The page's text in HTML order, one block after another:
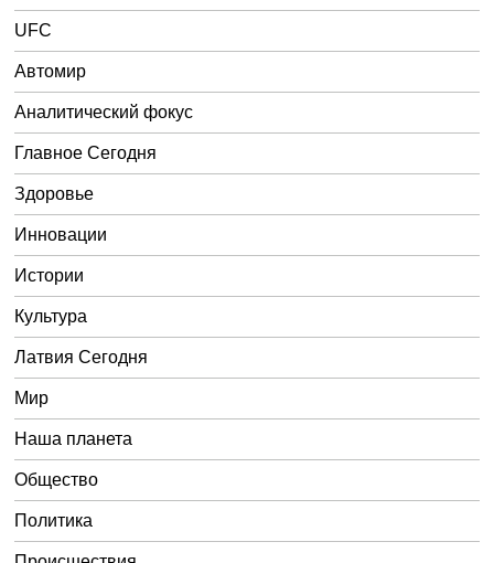
UFC
Автомир
Аналитический фокус
Главное Сегодня
Здоровье
Инновации
Истории
Культура
Латвия Сегодня
Мир
Наша планета
Общество
Политика